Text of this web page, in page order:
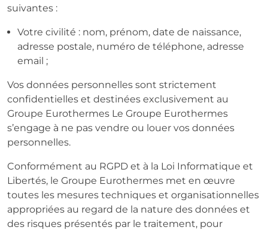
suivantes :
Votre civilité : nom, prénom, date de naissance,
adresse postale, numéro de téléphone, adresse
email ;
Vos données personnelles sont strictement
confidentielles et destinées exclusivement au
Groupe Eurothermes Le Groupe Eurothermes
s’engage à ne pas vendre ou louer vos données
personnelles.
Conformément au RGPD et à la Loi Informatique et
Libertés, le Groupe Eurothermes met en œuvre
toutes les mesures techniques et organisationnelles
appropriées au regard de la nature des données et
des risques présentés par le traitement, pour